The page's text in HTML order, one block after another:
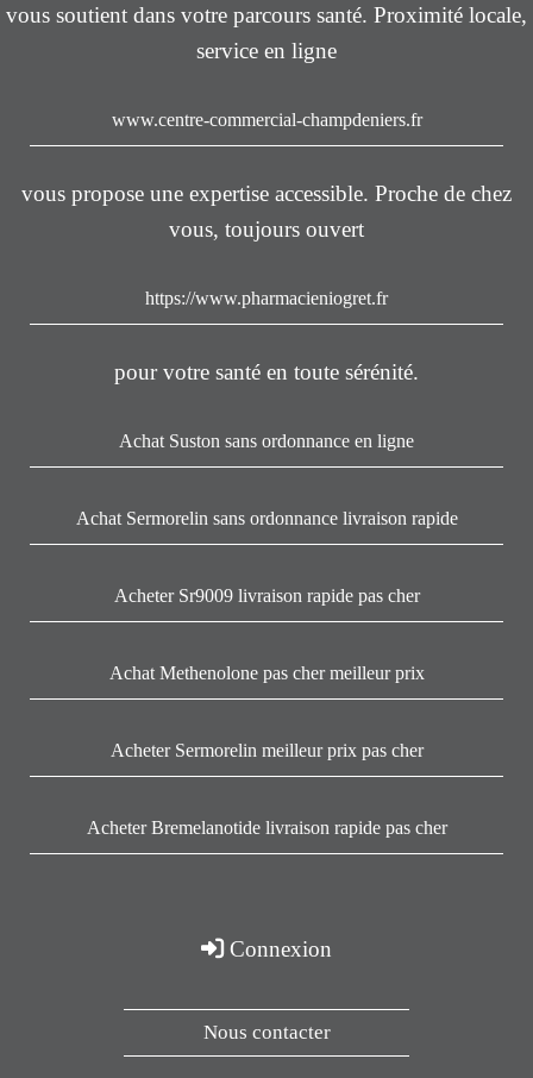
vous soutient dans votre parcours santé. Proximité locale,
service en ligne
www.centre-commercial-champdeniers.fr
vous propose une expertise accessible. Proche de chez
vous, toujours ouvert
https://www.pharmacieniogret.fr
pour votre santé en toute sérénité.
Achat Suston sans ordonnance en ligne
Achat Sermorelin sans ordonnance livraison rapide
Acheter Sr9009 livraison rapide pas cher
Achat Methenolone pas cher meilleur prix
Acheter Sermorelin meilleur prix pas cher
Acheter Bremelanotide livraison rapide pas cher
Connexion
Nous contacter